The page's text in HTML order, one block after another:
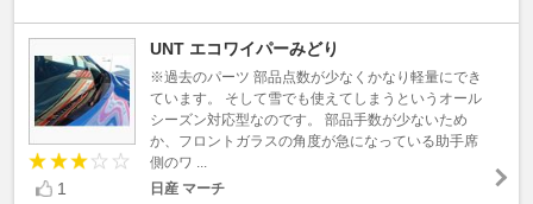
1
UNT エコワイパーみどり
※過去のパーツ 部品点数が少なくかなり軽量にでき
ています。 そして雪でも使えてしまうというオール
シーズン対応型なのです。 部品手数が少ないため
か、フロントガラスの角度が急になっている助手席
側のワ ...
日産 マーチ